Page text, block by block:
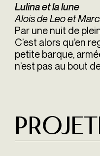
Lulina et la lune
Alois de Leo et
Par une nuit de
C’est alors qu’en
petite barque,
n’est pas au bout